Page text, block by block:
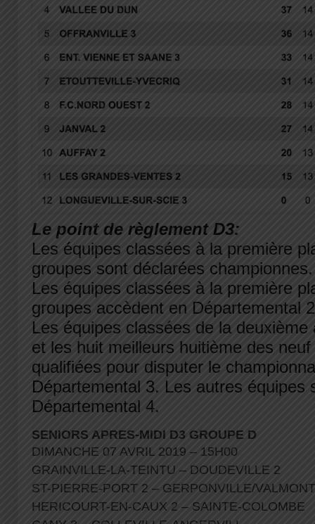
Le point de règlement D3:
Les équipes classées à la première
groupes sont déclarées
Les équipes classées à la première
groupes accèdent en Départemental
Les équipes classées de la
et les huit meilleurs huitième des
qualifiées pour disputer le
Départemental 3. Les autres équipes
Départemental 4.
SENIORS APRES-MIDI D3 GROUPE D
DIMANCHE 07 AVRIL 2019 – 15H00
GRAINVILLE-LA-TEINTU – DOUDEVILLE 2
ST-PIERRE-PORT 2 – GERPONVILLE/
HERICOURT-EN-CAUX 2 – SAINTE-COLOMBE